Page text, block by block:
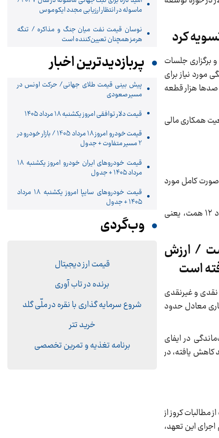
برگزاری جلسات
مورد نیاز برای
صدها هزار قطعه
همکاری مالی
کامل مورد
بر اساس اعلام سایپا، در سال ۱۴۰۳ حدود ۱۶ همت قطعه از سوی کروز به این شرکت تحویل شده که از این میزان، حدود ۱۲ همت، یعنی
۱۳.۵ همت رسیده است / ارزش
پرداخت‌های نقدی و غیرنقدی
جاری معادل حدود
در ایفای
بر اساس این بیانیه، ارزش قطعات تحویلی در مقایسه با سال گذشته حدود ۴۲ درصد کاهش یافته، در
صورت‌گرفته در دی‌ماه اشاره شده است. به گفته این شرکت، قرار بوده حدود ۱۰ همت از مطالبات کروز از
این تعهد،
ماسوله در انتظار ارزیابی مجدد ایکوموس
نوسان قیمت نفت میان جنگ و مذاکره / تنگه
هرمز همچنان تعیین‌کننده است
پربازدیدترین اخبار
پیش بینی قیمت طلای جهانی/ حرکت اونس در
مسیر صعودی
قیمت دلار توافقی امروز یکشنبه ۱۸ مرداد ۱۴۰۵
قیمت خودرو امروز 18 مرداد 1405 / بازار خودرو در
2 مسیر متفاوت + جدول
قیمت خودرو‌های ایران خودرو امروز یکشنبه ۱۸
مرداد ۱۴۰۵ + جدول
قیمت خودرو‌های سایپا امروز یکشنبه ۱۸ مرداد
۱۴۰۵ + جدول
وب‌گردی
قیمت ارز دیجیتال
برنده در تاب آوری
شروع سرمایه گذاری با نقره در ملّی گلد
خرید تتر
برنامه تغذیه و تمرین تخصصی